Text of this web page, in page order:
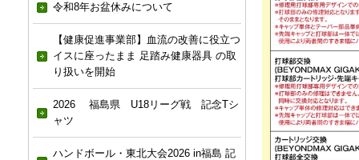
令和8年お盆休みについて
【健康促進事業部】血流の改善に役立つ
イスに座ったまま 足踏み健康器具 の取
り扱いを開始
2026 福島県 U18リーグ戦 記念Tシ
ャツ
ハンドボール・東北大会2026 in福島 記